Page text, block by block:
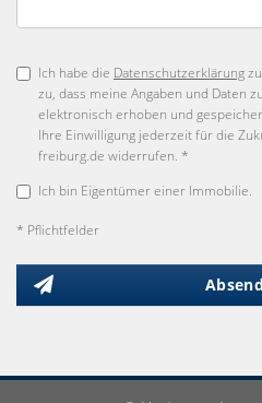
Ich habe die Datenschutzerklärung
zu, dass meine Angaben und Daten
elektronisch erhoben und
Ihre Einwilligung jederzeit für die
freiburg.de widerrufen. *
Ich bin Eigentümer einer Immobilie.
* Pflichtfelder